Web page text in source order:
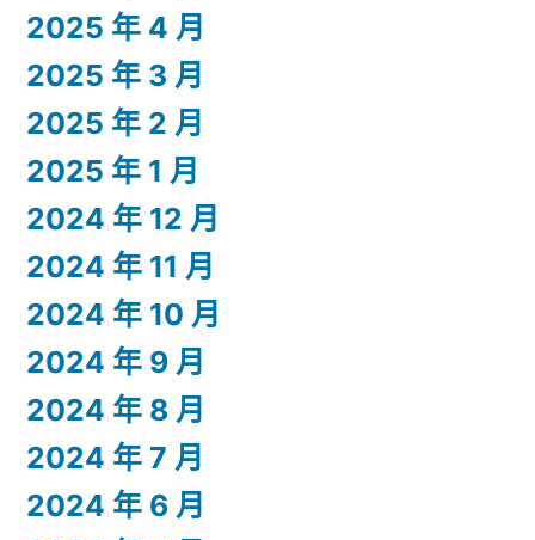
2025 年 4 月
2025 年 3 月
2025 年 2 月
2025 年 1 月
2024 年 12 月
2024 年 11 月
2024 年 10 月
2024 年 9 月
2024 年 8 月
2024 年 7 月
2024 年 6 月